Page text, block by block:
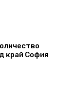
край София